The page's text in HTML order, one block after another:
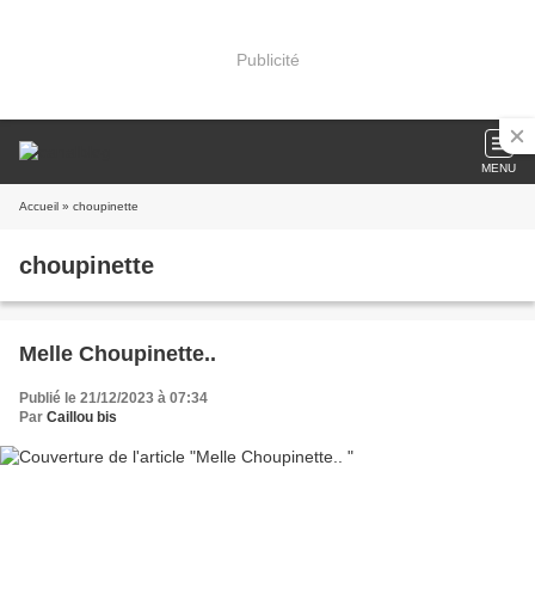
Publicité
MENU
Accueil » choupinette
choupinette
Melle Choupinette..
Publié le 21/12/2023 à 07:34
Par Caillou bis